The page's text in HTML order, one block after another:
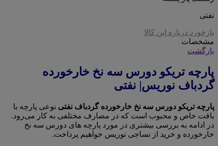
نفتی
بازخورد درباره این کالا
مشخصات
بازگشت
پارچه تریکو دورس سه نخ خارخورده
گردباف نوریس| نفتی
پارچه تریکو دورس سه نخ خارخورده گردباف نفتی نوعی پارچه با
بافت خاص و محبوب است که در مصارف مختلفی به کار می‌رود.
در ادامه به بررسی بیشتری در مورد پارچه های دورس سه نخ
خارخورده و خرید از نساجی نوریس خواهیم پرداخت.